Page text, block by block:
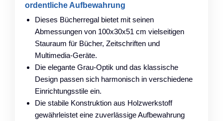
ordentliche Aufbewahrung
Dieses Bücherregal bietet mit seinen
Abmessungen von 100x30x51 cm vielseitigen
Stauraum für Bücher, Zeitschriften und
Multimedia-Geräte.
Die elegante Grau-Optik und das klassische
Design passen sich harmonisch in verschiedene
Einrichtungsstile ein.
Die stabile Konstruktion aus Holzwerkstoff
gewährleistet eine zuverlässige Aufbewahrung